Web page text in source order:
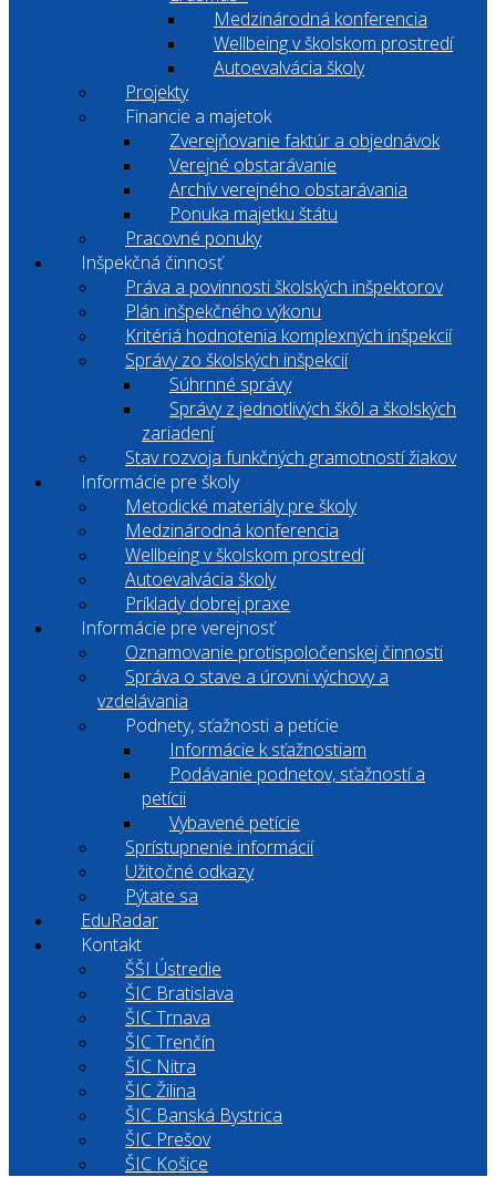
Medzinárodná konferencia
Wellbeing v školskom prostredí
Autoevalvácia školy
Projekty
Financie a majetok
Zverejňovanie faktúr a objednávok
Verejné obstarávanie
Archív verejného obstarávania
Ponuka majetku štátu
Pracovné ponuky
Inšpekčná činnosť
Práva a povinnosti školských inšpektorov
Plán inšpekčného výkonu
Kritériá hodnotenia komplexných inšpekcií
Správy zo školských inšpekcií
Súhrnné správy
Správy z jednotlivých škôl a školských
zariadení
Stav rozvoja funkčných gramotností žiakov
Informácie pre školy
Metodické materiály pre školy
Medzinárodná konferencia
Wellbeing v školskom prostredí
Autoevalvácia školy
Príklady dobrej praxe
Informácie pre verejnosť
Oznamovanie protispoločenskej činnosti
Správa o stave a úrovni výchovy a
vzdelávania
Podnety, sťažnosti a petície
Informácie k sťažnostiam
Podávanie podnetov, sťažností a
petícii
Vybavené petície
Sprístupnenie informácií
Užitočné odkazy
Pýtate sa
EduRadar
Kontakt
ŠŠI Ústredie
ŠIC Bratislava
ŠIC Trnava
ŠIC Trenčín
ŠIC Nitra
ŠIC Žilina
ŠIC Banská Bystrica
ŠIC Prešov
ŠIC Košice